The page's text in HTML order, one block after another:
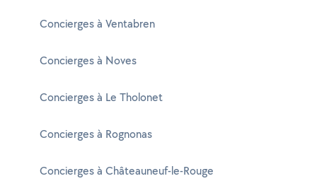
Concierges à Ventabren
Concierges à Noves
Concierges à Le Tholonet
Concierges à Rognonas
Concierges à Châteauneuf-le-Rouge